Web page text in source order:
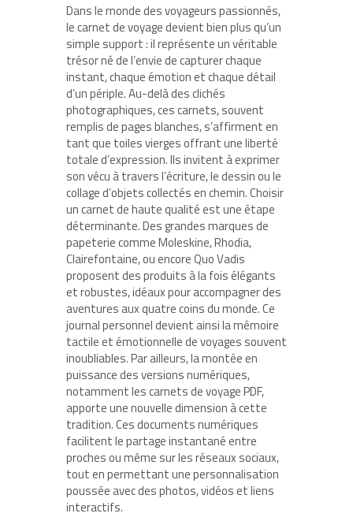
Dans le monde des voyageurs passionnés,
le carnet de voyage devient bien plus qu’un
simple support : il représente un véritable
trésor né de l’envie de capturer chaque
instant, chaque émotion et chaque détail
d’un périple. Au-delà des clichés
photographiques, ces carnets, souvent
remplis de pages blanches, s’affirment en
tant que toiles vierges offrant une liberté
totale d’expression. Ils invitent à exprimer
son vécu à travers l’écriture, le dessin ou le
collage d’objets collectés en chemin. Choisir
un carnet de haute qualité est une étape
déterminante. Des grandes marques de
papeterie comme Moleskine, Rhodia,
Clairefontaine, ou encore Quo Vadis
proposent des produits à la fois élégants
et robustes, idéaux pour accompagner des
aventures aux quatre coins du monde. Ce
journal personnel devient ainsi la mémoire
tactile et émotionnelle de voyages souvent
inoubliables. Par ailleurs, la montée en
puissance des versions numériques,
notamment les carnets de voyage PDF,
apporte une nouvelle dimension à cette
tradition. Ces documents numériques
facilitent le partage instantané entre
proches ou même sur les réseaux sociaux,
tout en permettant une personnalisation
poussée avec des photos, vidéos et liens
interactifs.